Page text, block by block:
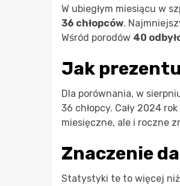
W ubiegłym miesiącu w
36 chłopców.
Wśród porodów 40
Jak
Dla porównania, w
36 chłopcy. Cały 2024
miesięczne, ale i roczne
Znaczenie
Statystyki te to więcej